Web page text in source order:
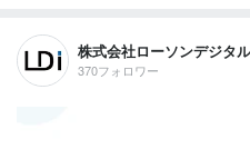
株式会社ローソンデジタ
370フォロワー